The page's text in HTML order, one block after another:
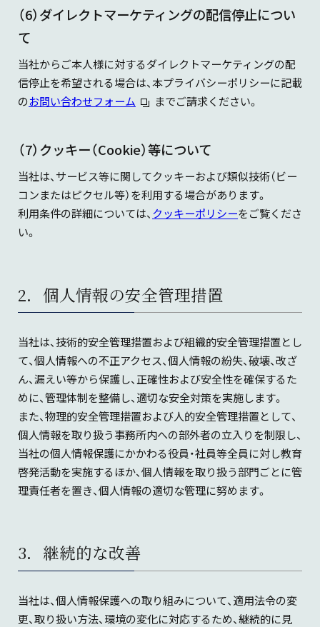
（6）ダイレクトマーケティングの配信停止につい
て
当社からご本人様に対するダイレクトマーケティングの配
信停止を希望される場合は、本プライバシーポリシーに記載
のお問い合わせフォーム までご請求ください。
（7）クッキー（Cookie）等について
当社は、サービス等に関してクッキーおよび類似技術（ビー
コンまたはピクセル等）を利用する場合があります。
利用条件の詳細については、クッキーポリシーをご覧くださ
い。
2．個人情報の安全管理措置
当社は、技術的安全管理措置および組織的安全管理措置とし
て、個人情報への不正アクセス、個人情報の紛失、破壊、改ざ
ん、漏えい等から保護し、正確性および安全性を確保するた
めに、管理体制を整備し、適切な安全対策を実施します。
また、物理的安全管理措置および人的安全管理措置として、
個人情報を取り扱う事務所内への部外者の立入りを制限し、
当社の個人情報保護にかかわる役員・社員等全員に対し教育
啓発活動を実施するほか、個人情報を取り扱う部門ごとに管
理責任者を置き、個人情報の適切な管理に努めます。
3．継続的な改善
当社は、個人情報保護への取り組みについて、適用法令の変
更、取り扱い方法、環境の変化に対応するため、継続的に見